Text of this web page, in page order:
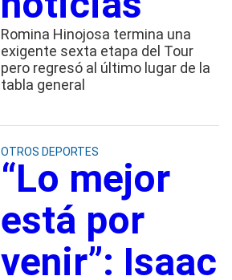
Romina Hinojosa termina una
exigente sexta etapa del Tour
pero regresó al último lugar de la
tabla general
OTROS DEPORTES
“Lo mejor
está por
venir”: Isaac